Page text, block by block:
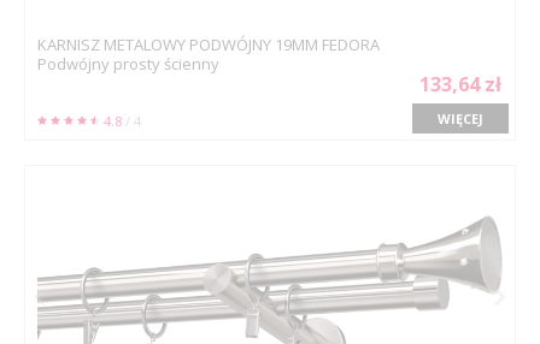
KARNISZ METALOWY PODWÓJNY 19MM FEDORA
Podwójny prosty ścienny
4.8 / 4
133,64 zł
WIĘCEJ